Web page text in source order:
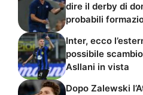
dire il derby di
probabili
Inter, ecco
possibile
Asllani in vista
Dopo Zalewski